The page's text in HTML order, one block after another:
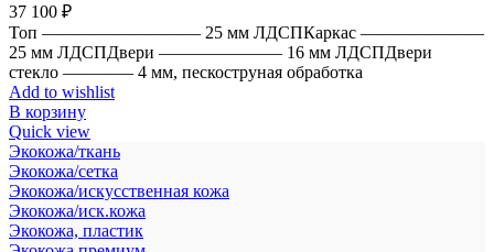
37 100 ₽
Топ ————————— 25 мм ЛДСПКаркас ———————
25 мм ЛДСПДвери ——————— 16 мм ЛДСПДвери
стекло ———— 4 мм, пескоструная обработка
Add to wishlist
В корзину
Quick view
Экокожа/ткань
Экокожа/сетка
Экокожа/искусственная кожа
Экокожа/иск.кожа
Экокожа, пластик